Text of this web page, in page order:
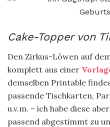
Cake-Topper von
Den Zirkus-Löwen auf
komplett aus einer
demselben Printable
passende Tischkarten,
u.v.m. – ich habe diese
passend abgestimmt zu